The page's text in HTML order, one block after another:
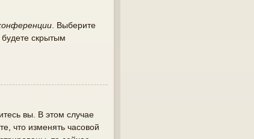
. Выберите
скрытым
вы. В этом случае
что изменять часовой